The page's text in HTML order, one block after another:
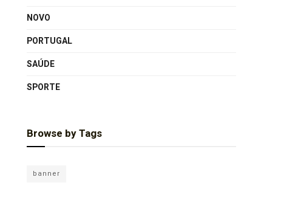
NOVO
PORTUGAL
SAÚDE
SPORTE
Browse by Tags
banner